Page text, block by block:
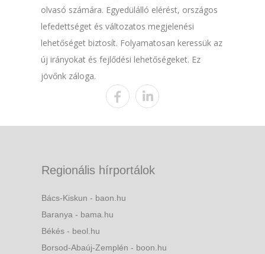
olvasó számára. Egyedülálló elérést, országos
lefedettséget és változatos megjelenési
lehetőséget biztosít. Folyamatosan keressük az
új irányokat és fejlődési lehetőségeket. Ez
jövőnk záloga.
Regionális hírportálok
Bács-Kiskun - baon.hu
Baranya - bama.hu
Békés - beol.hu
Borsod-Abaúj-Zemplén - boon.hu